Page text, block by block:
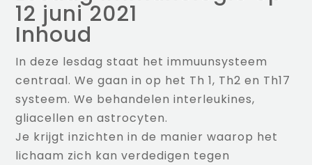
12 juni 2021
Inhoud
In deze lesdag staat het immuunsysteem
centraal. We gaan in op het Th 1, Th2 en Th17
systeem. We behandelen interleukines,
gliacellen en astrocyten.
Je krijgt inzichten in de manier waarop het
lichaam zich kan verdedigen tegen